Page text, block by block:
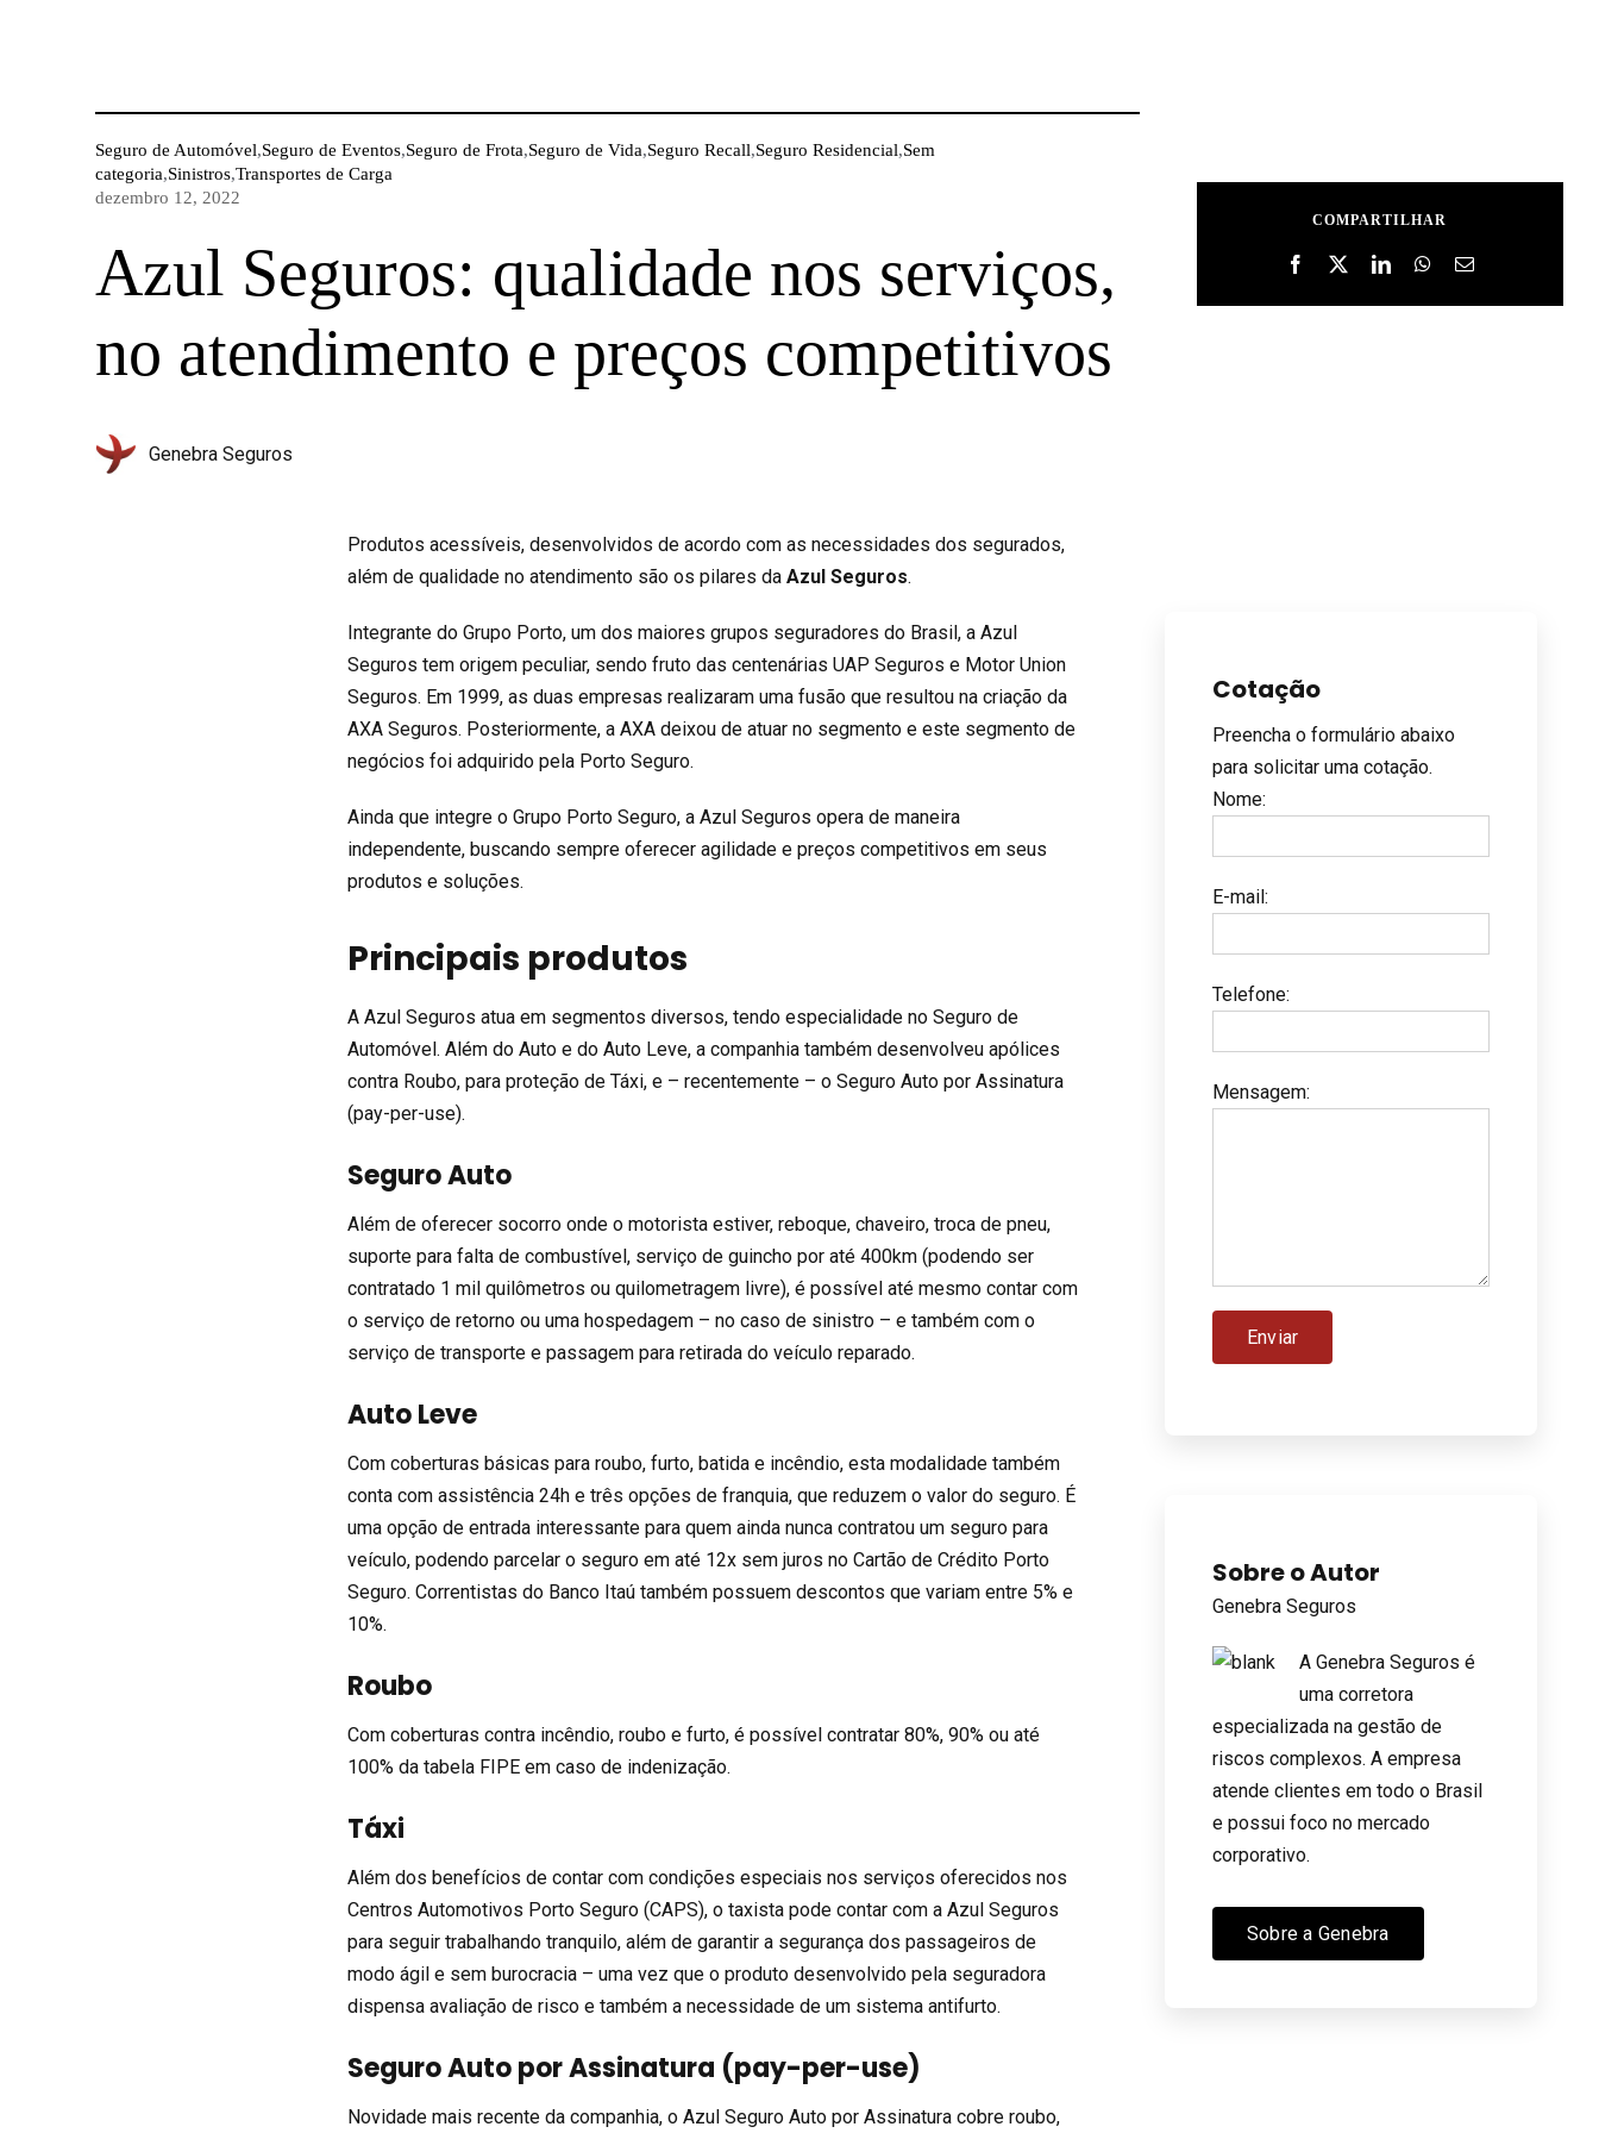
Seguro de Automóvel,Seguro de Eventos,Seguro de Frota,Seguro de Vida,Seguro Recall,Seguro Residencial,Sem
categoria,Sinistros,Transportes de Carga
dezembro 12, 2022
Azul Seguros: qualidade nos serviços,
no atendimento e preços competitivos
Genebra Seguros
COMPARTILHAR
Produtos acessíveis, desenvolvidos de acordo com as necessidades dos segurados,
além de qualidade no atendimento são os pilares da Azul Seguros.
Integrante do Grupo Porto, um dos maiores grupos seguradores do Brasil, a Azul
Seguros tem origem peculiar, sendo fruto das centenárias UAP Seguros e Motor Union
Seguros. Em 1999, as duas empresas realizaram uma fusão que resultou na criação da
AXA Seguros. Posteriormente, a AXA deixou de atuar no segmento e este segmento de
negócios foi adquirido pela Porto Seguro.
Ainda que integre o Grupo Porto Seguro, a Azul Seguros opera de maneira
independente, buscando sempre oferecer agilidade e preços competitivos em seus
produtos e soluções.
Principais produtos
A Azul Seguros atua em segmentos diversos, tendo especialidade no Seguro de
Automóvel. Além do Auto e do Auto Leve, a companhia também desenvolveu apólices
contra Roubo, para proteção de Táxi, e – recentemente – o Seguro Auto por Assinatura
(pay-per-use).
Seguro Auto
Além de oferecer socorro onde o motorista estiver, reboque, chaveiro, troca de pneu,
suporte para falta de combustível, serviço de guincho por até 400km (podendo ser
contratado 1 mil quilômetros ou quilometragem livre), é possível até mesmo contar com
o serviço de retorno ou uma hospedagem – no caso de sinistro – e também com o
serviço de transporte e passagem para retirada do veículo reparado.
Auto Leve
Com coberturas básicas para roubo, furto, batida e incêndio, esta modalidade também
conta com assistência 24h e três opções de franquia, que reduzem o valor do seguro. É
uma opção de entrada interessante para quem ainda nunca contratou um seguro para
veículo, podendo parcelar o seguro em até 12x sem juros no Cartão de Crédito Porto
Seguro. Correntistas do Banco Itaú também possuem descontos que variam entre 5% e
10%.
Roubo
Com coberturas contra incêndio, roubo e furto, é possível contratar 80%, 90% ou até
100% da tabela FIPE em caso de indenização.
Táxi
Além dos benefícios de contar com condições especiais nos serviços oferecidos nos
Centros Automotivos Porto Seguro (CAPS), o taxista pode contar com a Azul Seguros
para seguir trabalhando tranquilo, além de garantir a segurança dos passageiros de
modo ágil e sem burocracia – uma vez que o produto desenvolvido pela seguradora
dispensa avaliação de risco e também a necessidade de um sistema antifurto.
Seguro Auto por Assinatura (pay-per-use)
Novidade mais recente da companhia, o Azul Seguro Auto por Assinatura cobre roubo,
Cotação
Preencha o formulário abaixo
para solicitar uma cotação.
Nome:
E-mail:
Telefone:
Mensagem:
Sobre o Autor
Genebra Seguros
A Genebra Seguros é
uma corretora
especializada na gestão de
riscos complexos. A empresa
atende clientes em todo o Brasil
e possui foco no mercado
corporativo.
Sobre a Genebra